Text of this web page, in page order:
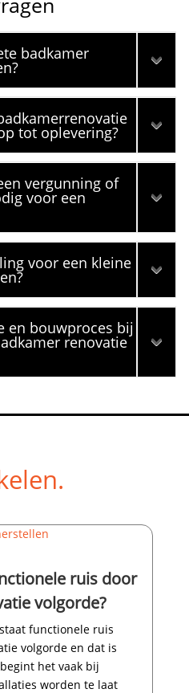
badkamer
tot oplevering?
vergunning of
voor een
voor een kleine
en bouwproces bij
renovatie
ruis door
volgorde?
functionele ruis
volgorde en dat is
het vaak bij
worden te laat